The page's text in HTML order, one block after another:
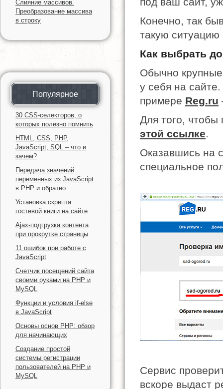
Слияние массивов.
Преобразование массива
в строку
Популярное
30 CSS-селекторов, о
которых полезно помнить
HTML, CSS, PHP,
JavaScript, SQL – что и
зачем?
Передача значений
переменных из JavaScript
в PHP и обратно
Установка скрипта
гостевой книги на сайте
Ajax-подгрузка контента
при прокрутке страницы
11 ошибок при работе с
JavaScript
Счетчик посещений сайта
своими руками на PHP и
MySQL
Функции и условия if-else
в JavaScript
Основы основ PHP: обзор
для начинающих
Создание простой
системы регистрации
пользователей на PHP и
MySQL
Конечно, так
такую
Как выбрать
Обычно крупные
у себя на
примере Reg.ru
Для того, чтобы
этой ссылке.
Оказавшись на
специальное
Сервис
вскоре выдаст